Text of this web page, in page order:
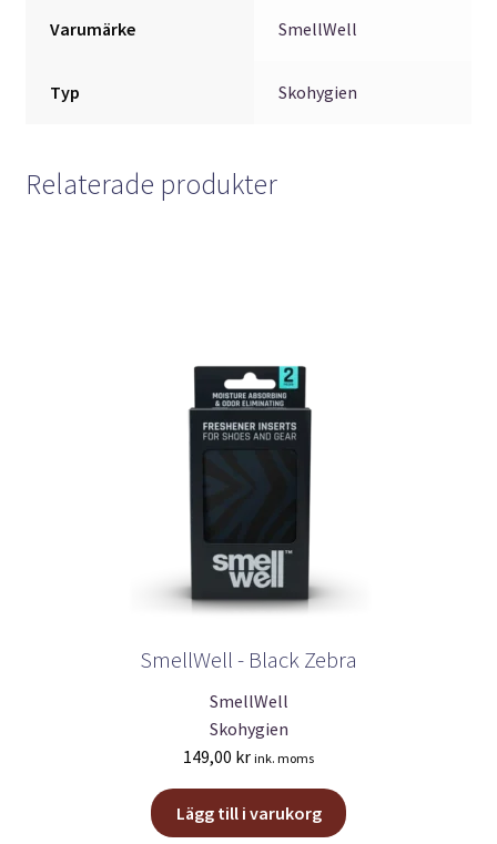
Varumärke SmellWell
Typ Skohygien
Relaterade produkter
SmellWell - Black Zebra
SmellWell
Skohygien
149,00 kr ink. moms
Lägg till i varukorg